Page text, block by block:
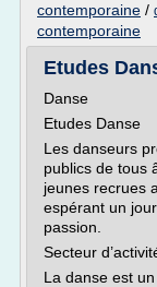
contemporaine /
contemporaine
Etudes
Danse
Etudes Danse
Les danseurs
publics de tous
jeunes recrues
espérant un
passion.
Secteur
La danse est